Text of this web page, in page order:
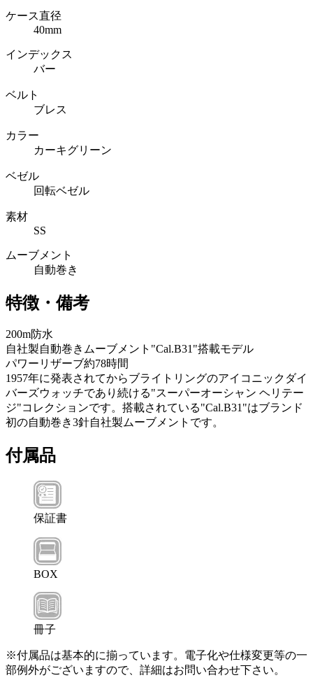
ケース直径
40mm
インデックス
バー
ベルト
ブレス
カラー
カーキグリーン
ベゼル
回転ベゼル
素材
SS
ムーブメント
自動巻き
特徴・備考
200m防水
自社製自動巻きムーブメント"Cal.B31"搭載モデル
パワーリザーブ約78時間
1957年に発表されてからブライトリングのアイコニックダイ
バーズウォッチであり続ける"スーパーオーシャン ヘリテー
ジ"コレクションです。搭載されている"Cal.B31"はブランド
初の自動巻き3針自社製ムーブメントです。
付属品
保証書
BOX
冊子
※付属品は基本的に揃っています。電子化や仕様変更等の一
部例外がございますので、詳細はお問い合わせ下さい。